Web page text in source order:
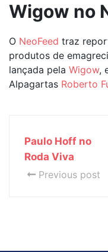
Wigow no
O NeoFeed traz
produtos de
lançada pela Wigow,
Alpagartas Roberto
Paulo Hoff no
Roda Viva
Previous post